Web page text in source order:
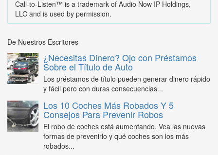
Call-to-Listen™ is a trademark of Audio Now IP Holdings,
LLC and is used by permission.
De Nuestros Escritores
¿Necesitas Dinero? Ojo con Préstamos
Sobre el Título de Auto
Los préstamos de título pueden generar dinero rápido
y fácil pero con duras consecuencias...
Los 10 Coches Más Robados Y 5
Consejos Para Prevenir Robos
El robo de coches está aumentando. Vea las nuevas
formas de prevenirlo y qué coches son los más
robados...